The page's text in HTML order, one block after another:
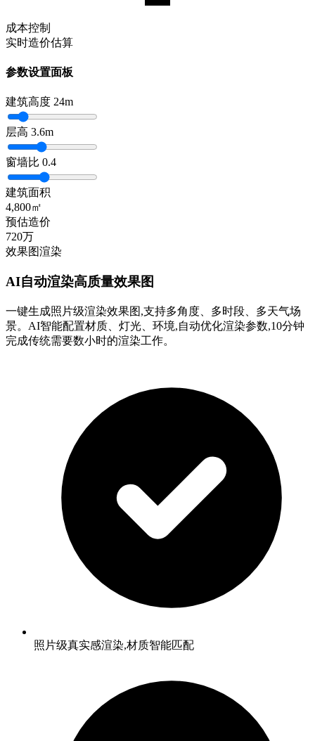
成本控制
实时造价估算
参数设置面板
建筑高度 24m
层高 3.6m
窗墙比 0.4
建筑面积
4,800㎡
预估造价
720万
效果图渲染
AI自动渲染高质量效果图
一键生成照片级渲染效果图,支持多角度、多时段、多天气场
景。AI智能配置材质、灯光、环境,自动优化渲染参数,10分钟
完成传统需要数小时的渲染工作。
照片级真实感渲染,材质智能匹配